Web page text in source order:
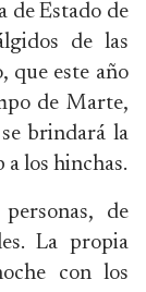
de Estado de
de las
que este año
de Marte,
brindará la
a los hinchas.
de
La propia
con los